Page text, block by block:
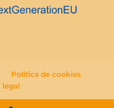
Política de cookies
legal